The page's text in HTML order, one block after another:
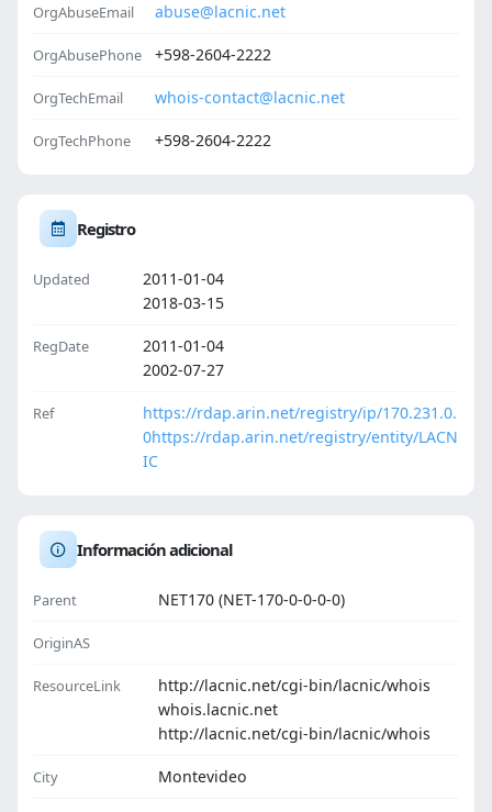
OrgAbuseEmail abuse@lacnic.net
OrgAbusePhone +598-2604-2222
OrgTechEmail whois-contact@lacnic.net
OrgTechPhone +598-2604-2222
Registro
Updated
2011-01-04
2018-03-15
RegDate
2011-01-04
2002-07-27
Ref
https://rdap.arin.net/registry/ip/170.231.0.
0https://rdap.arin.net/registry/entity/LACN
IC
Información adicional
Parent NET170 (NET-170-0-0-0-0)
OriginAS
ResourceLink
http://lacnic.net/cgi-bin/lacnic/whois
whois.lacnic.net
http://lacnic.net/cgi-bin/lacnic/whois
City Montevideo